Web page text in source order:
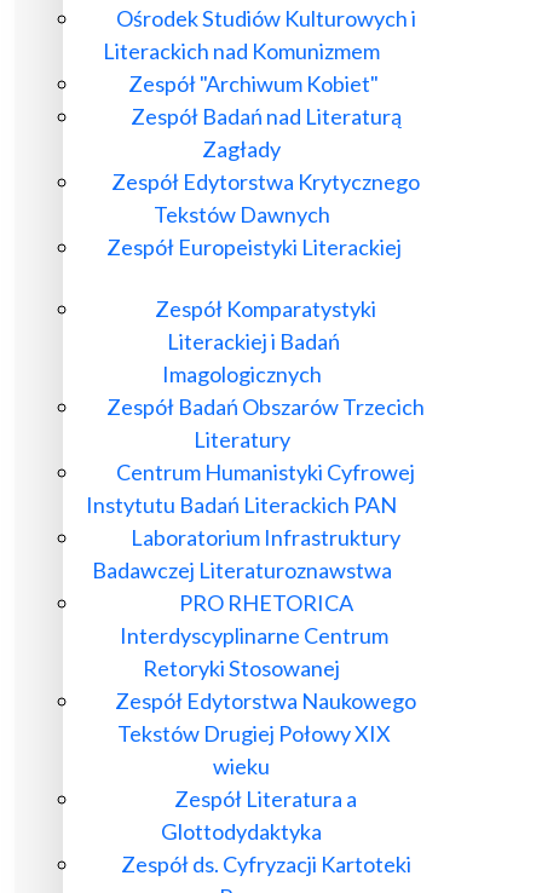
Ośrodek Studiów Kulturowych i
Literackich nad Komunizmem
Zespół "Archiwum Kobiet"
Zespół Badań nad Literaturą
Zagłady
Zespół Edytorstwa Krytycznego
Tekstów Dawnych
Zespół Europeistyki Literackiej
Zespół Komparatystyki
Literackiej i Badań
Imagologicznych
Zespół Badań Obszarów Trzecich
Literatury
Centrum Humanistyki Cyfrowej
Instytutu Badań Literackich PAN
Laboratorium Infrastruktury
Badawczej Literaturoznawstwa
PRO RHETORICA
Interdyscyplinarne Centrum
Retoryki Stosowanej
Zespół Edytorstwa Naukowego
Tekstów Drugiej Połowy XIX
wieku
Zespół Literatura a
Glottodydaktyka
Zespół ds. Cyfryzacji Kartoteki